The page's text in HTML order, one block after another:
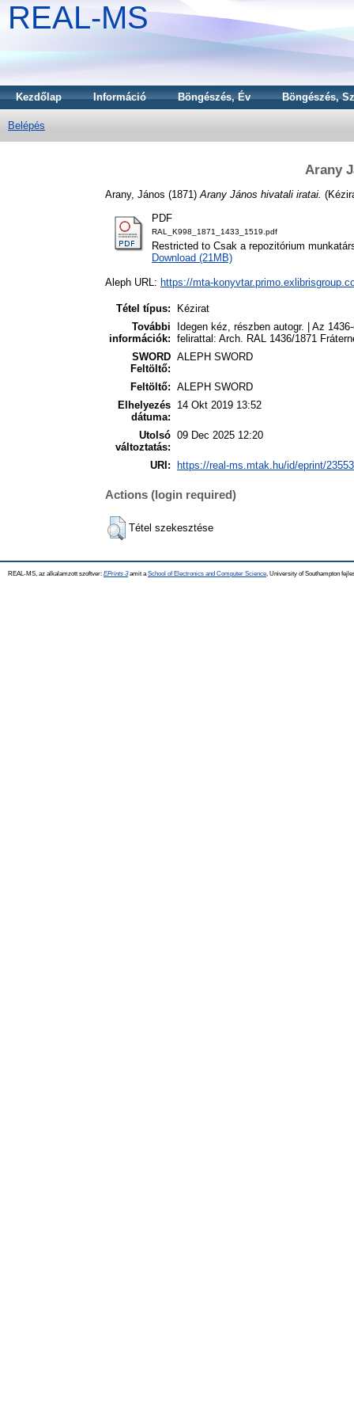
REAL-MS
Kezdőlap Információ Böngészés, Év Böngészés,
Belépés
Arany
Arany, János (1871) Arany János hivatali iratai.
PDF
RAL_K998_1871_1433_1519.pdf
Restricted to Csak a repozitórium
Download (21MB)
Aleph URL: https://mta-
Tétel típus:
Kézirat
További
információk:
Idegen kéz, részben autogr. | Az
felirattal: Arch. RAL 1436/1871
SWORD
Feltöltő:
ALEPH SWORD
Feltöltő: ALEPH SWORD
Elhelyezés
dátuma:
14 Okt 2019 13:52
Utolsó
változtatás:
09 Dec 2025 12:20
URI: https://real-ms.mtak.hu/id/eprint/23553
Actions (login required)
Tétel szekesztése
REAL-MS, az alkalamzott szoftver: EPrints 3amit a School of Electronics and Computer Science , University of Southampton